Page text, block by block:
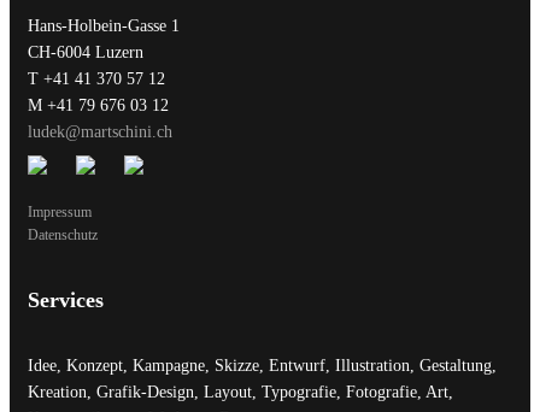
Hans-Holbein-Gasse 1
CH-6004 Luzern
T +41 41 370 57 12
M +41 79 676 03 12
ludek@martschini.ch
Impressum
Datenschutz
Services
Idee, Konzept, Kampagne, Skizze, Entwurf, Illustration, Gestaltung,
Kreation, Grafik-Design, Layout, Typografie, Fotografie, Art,